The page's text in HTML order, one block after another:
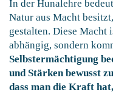
In der Hunalehre
Natur aus Macht
gestalten. Diese Macht
abhängig, sondern
Selbstermächtigung
und Stärken bewusst
dass man die Kraft